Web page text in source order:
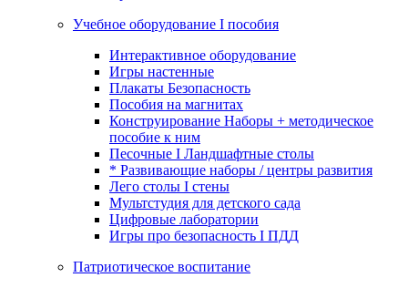
Учебное оборудование I пособия
Интерактивное оборудование
Игры настенные
Плакаты Безопасность
Пособия на магнитах
Конструирование Наборы + методическое
пособие к ним
Песочные I Ландшафтные столы
* Развивающие наборы / центры развития
Лего столы I стены
Мультстудия для детского сада
Цифровые лаборатории
Игры про безопасность I ПДД
Патриотическое воспитание